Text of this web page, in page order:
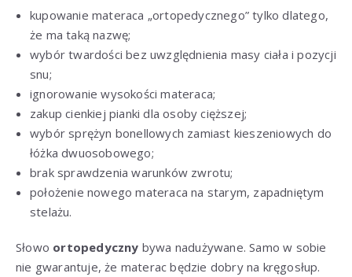
kupowanie materaca „ortopedycznego” tylko dlatego,
że ma taką nazwę;
wybór twardości bez uwzględnienia masy ciała i pozycji
snu;
ignorowanie wysokości materaca;
zakup cienkiej pianki dla osoby cięższej;
wybór sprężyn bonellowych zamiast kieszeniowych do
łóżka dwuosobowego;
brak sprawdzenia warunków zwrotu;
położenie nowego materaca na starym, zapadniętym
stelażu.
Słowo ortopedyczny bywa nadużywane. Samo w sobie
nie gwarantuje, że materac będzie dobry na kręgosłup.